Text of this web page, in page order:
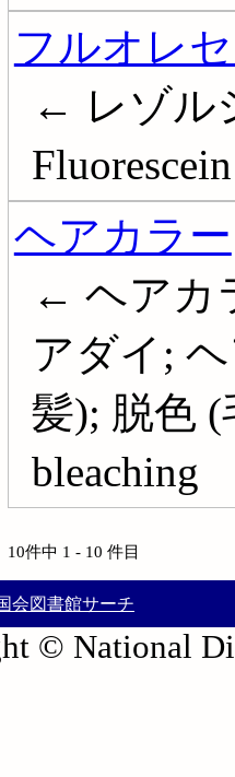
フルオレ
← レゾル
Fluorescein
ヘアカラー
← ヘアカ
アダイ;
髪); 脱色 (
bleaching
10件中 1 - 10 件目
会図書館サーチ
© National